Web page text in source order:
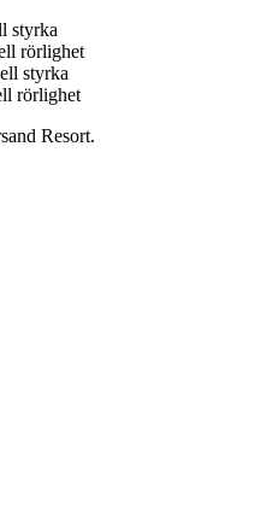
styrka
rörlighet
styrka
rörlighet
Resort.